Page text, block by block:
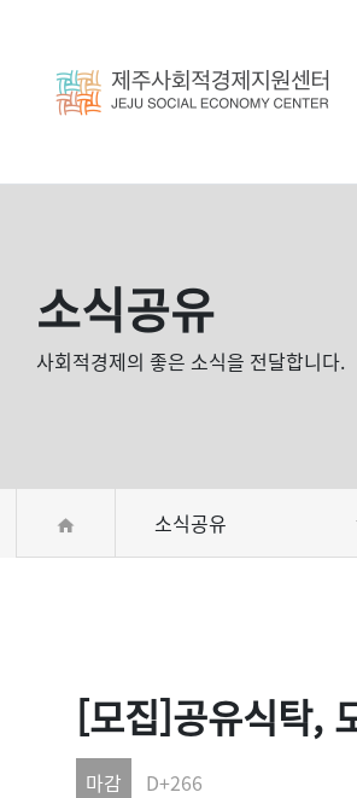
소식공유
사회적경제의 좋은 소식을 전달합니다.
소식공유
[모집]공유식탁,
마감 D+266